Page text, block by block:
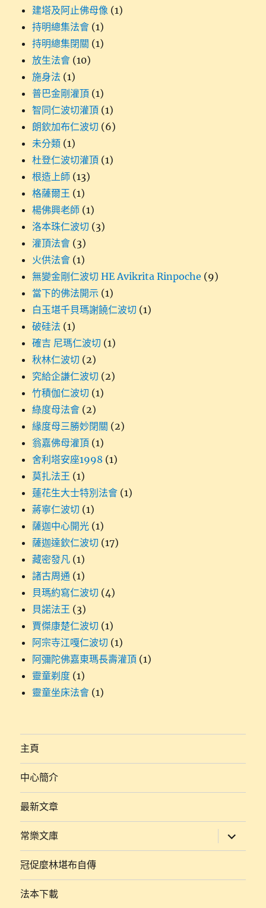
建塔及阿止佛母像 (1)
持明總集法會 (1)
持明總集閉關 (1)
放生法會 (10)
施身法 (1)
普巴金剛灌頂 (1)
智同仁波切灌頂 (1)
朗欽加布仁波切 (6)
未分類 (1)
杜登仁波切灌頂 (1)
根造上師 (13)
格薩爾王 (1)
楊佛興老師 (1)
洛本珠仁波切 (3)
灌頂法會 (3)
火供法會 (1)
無變金剛仁波切 HE Avikrita Rinpoche (9)
當下的佛法開示 (1)
白玉堪千貝瑪謝饒仁波切 (1)
破硅法 (1)
確吉 尼瑪仁波切 (1)
秋林仁波切 (2)
究給企謙仁波切 (2)
竹積伽仁波切 (1)
綠度母法會 (2)
緣度母三勝妙閉關 (2)
翁嘉佛母灌頂 (1)
舍利塔安座1998 (1)
莫扎法王 (1)
蓮花生大士特別法會 (1)
蔣寧仁波切 (1)
薩迦中心開光 (1)
薩迦達欽仁波切 (17)
藏密發凡 (1)
諸古周通 (1)
貝瑪約寫仁波切 (4)
貝諾法王 (3)
賈傑康楚仁波切 (1)
阿宗寺江嘎仁波切 (1)
阿彌陀佛嘉東瑪長壽灌頂 (1)
靈童剃度 (1)
靈童坐床法會 (1)
主頁
中心簡介
最新文章
常樂文庫
展
開
子
冠促麼林堪布自傳
法本下載